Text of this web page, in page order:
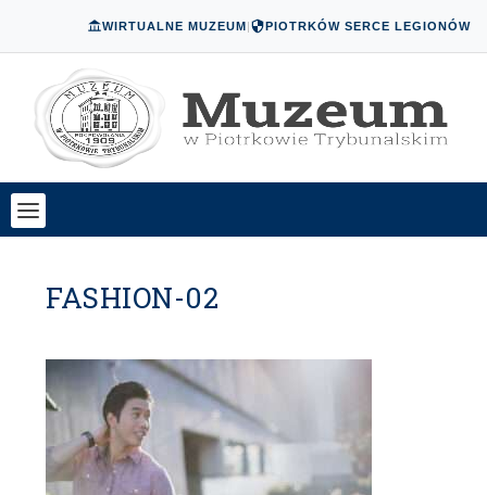
WIRTUALNE MUZEUM| PIOTRKÓW SERCE LEGIONÓW
FASHION-02